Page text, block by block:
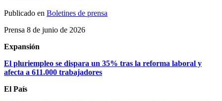
Publicado en Boletines de prensa
Prensa 8 de junio de 2026
Expansión
El pluriempleo se dispara un 35% tras la reforma laboral y
afecta a 611.000 trabajadores
El País